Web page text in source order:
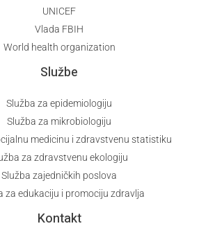
UNICEF
Vlada FBIH
World health organization
Službe
Služba za epidemiologiju
Služba za mikrobiologiju
medicinu i zdravstvenu statistiku
za zdravstvenu ekologiju
Služba zajedničkih poslova
za edukaciju i promociju zdravlja
Kontakt